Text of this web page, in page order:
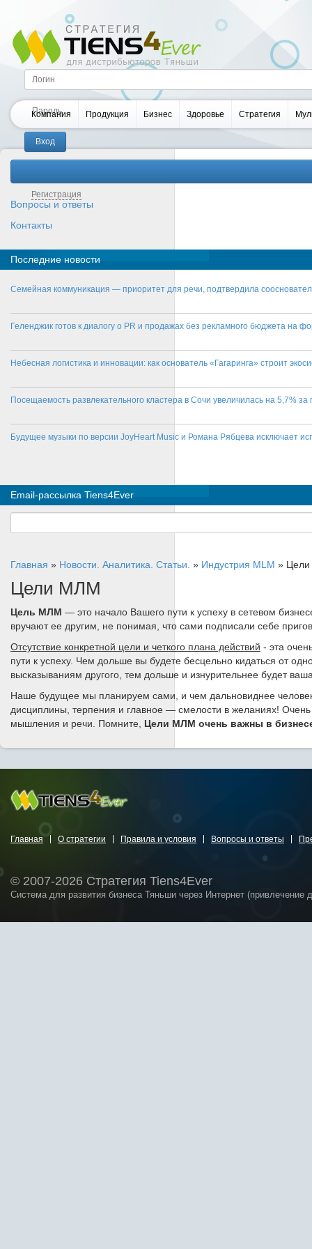
Регистрация
Компания Продукция Бизнес Здоровье Стратегия
Вопросы и ответы
Контакты
Последние новости
Семейная коммуникация — приоритет для речи, подтвердила
Геленджик готов к диалогу о PR и продажах без рекламного бюджета на
Небесная логистика и инновации: как основатель «Гагаринга» строит
Посещаемость развлекательного кластера в Сочи увеличилась на 5,7% за
Будущее музыки по версии JoyHeart Music и Романа Рябцева исключает
Email-рассылка Tiens4Ever
Главная » Новости. Аналитика. Статьи. » Индустрия MLM »
Цели МЛМ
Цель МЛМ — это начало Вашего пути к успеху в сетевом
вручают ее другим, не понимая, что сами подписали себе
Отсутствие конкретной цели и четкого плана действий - эта
пути к успеху. Чем дольше вы будете бесцельно кидаться от
высказываниям другого, тем дольше и изнурительнее будет
Наше будущее мы планируем сами, и чем дальновиднее
дисциплины, терпения и главное — смелости в желаниях!
мышления и речи. Помните, Цели МЛМ очень важны в
Главная О стратегии Правила и условия Вопросы и ответы
© 2007-2026 Стратегия Tiens4Ever
Система для развития бизнеса Тяньши через Интернет (привлечение